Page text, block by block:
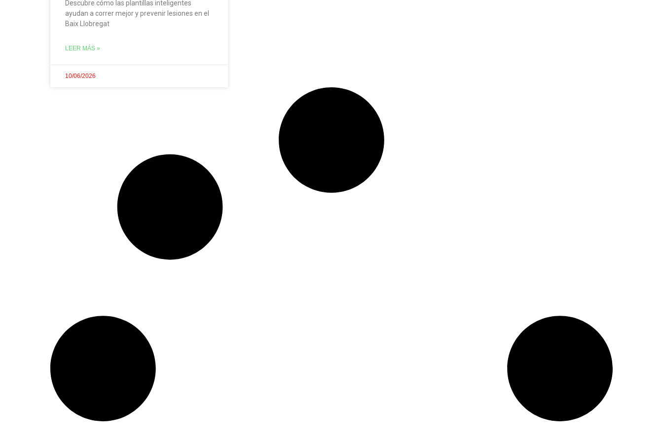
Descubre cómo las plantillas inteligentes
ayudan a correr mejor y prevenir lesiones en el
Baix Llobregat
LEER MÁS »
10/06/2026